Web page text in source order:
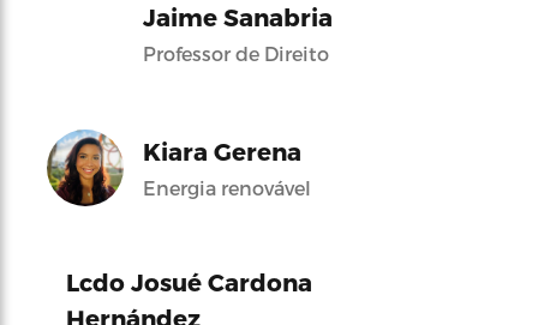
Jaime Sanabria
Professor de Direito
Kiara Gerena
Energia renovável
Lcdo Josué Cardona
Hernández